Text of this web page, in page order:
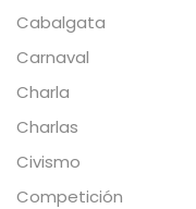
Cabalgata
Carnaval
Charla
Charlas
Civismo
Competición